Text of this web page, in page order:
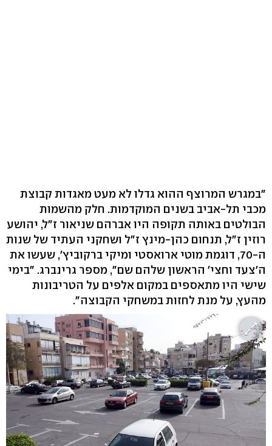
"במגרש המרוצף ההוא גדלו לא מעט מאגדות קבוצת
מכבי תל-אביב בשנים המוקדמות. חלק מהשמות
הבולטים באותה תקופה היו אברהם שניאור ז"ל, יהושע
רוזין ז"ל, תנחום כהן-מינץ ז"ל ושחקני העתיד של שנות
ה-70, דוגמת מוטי ארואסטי ומיקי ברקוביץ', שעשו את
ה'צעד וחצי' הראשון שלהם שם", מספר גרינברג. "בימי
שישי היו מתאספים במקום אלפים על הטריבונות
מהעץ, על מנת לחזות במשחקי הקבוצה".